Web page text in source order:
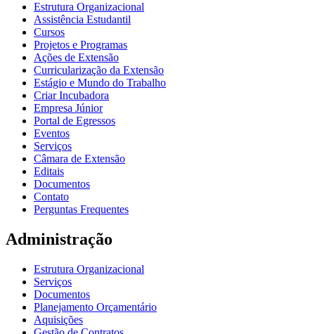
Estrutura Organizacional
Assistência Estudantil
Cursos
Projetos e Programas
Ações de Extensão
Curricularização da Extensão
Estágio e Mundo do Trabalho
Criar Incubadora
Empresa Júnior
Portal de Egressos
Eventos
Serviços
Câmara de Extensão
Editais
Documentos
Contato
Perguntas Frequentes
Administração
Estrutura Organizacional
Serviços
Documentos
Planejamento Orçamentário
Aquisições